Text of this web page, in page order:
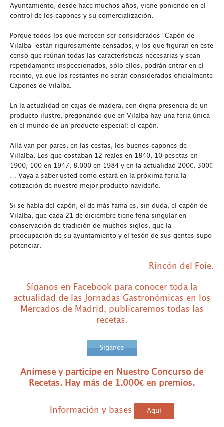
Ayuntamiento, desde hace muchos años, viene poniendo en el
control de los capones y su comercialización.
Porque todos los que merecen ser considerados “Capón de
Vilalba” están rigurosamente censados, y los que figuran en este
censo que reúnan todas las características necesarias y sean
repetidamente inspeccionados, sólo ellos, podrán entrar en el
recinto, ya que los restantes no serán considerados oficialmente
Capones de Vilalba.
En la actualidad en cajas de madera, con digna presencia de un
producto ilustre, pregonando que en Vilalba hay una feria única
en el mundo de un producto especial: el capón.
Allá van por pares, en las cestas, los buenos capones de
Villalba. Los que costaban 12 reales en 1840, 10 pesetas en
1900, 100 en 1947, 8.000 en 1984 y en la actualidad 200€, 300€
… Vaya a saber usted como estará en la próxima feria la
cotización de nuestro mejor producto navideño.
Si se habla del capón, el de más fama es, sin duda, el capón de
Vilalba, que cada 21 de diciembre tiene feria singular en
conservación de tradición de muchos siglos, que la
preocupación de su ayuntamiento y el tesón de sus gentes supo
potenciar.
Rincón del Foie.
Síganos en Facebook para conocer toda la
actualidad de las Jornadas Gastronómicas en los
Mercados de Madrid, publicaremos todas las
recetas.
Síganos
Anímese y participe en Nuestro Concurso de
Recetas. Hay más de 1.000€ en premios.
Información y bases Aquí